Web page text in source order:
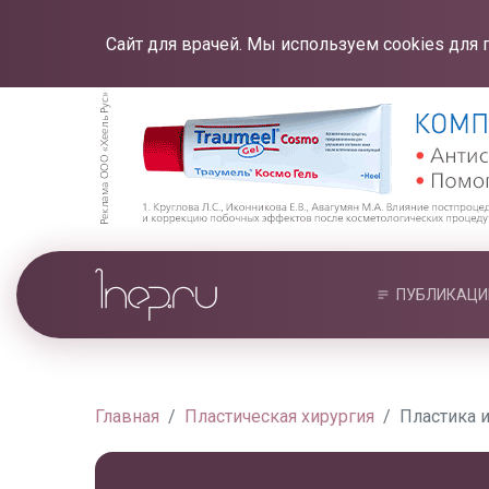
Сайт для врачей. Мы используем cookies для
Главная Пластическая хирургия Пластика